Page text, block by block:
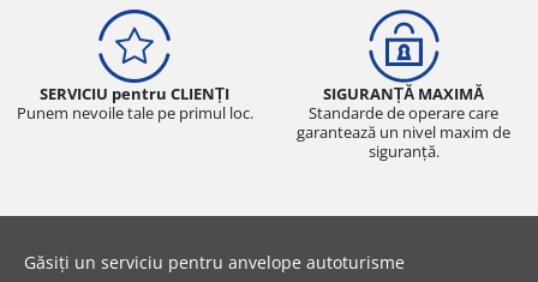
SERVICIU pentru CLIENȚI
Punem nevoile tale pe primul loc.
SIGURANȚĂ MAXIMĂ
Standarde de operare care
garantează un nivel maxim de
siguranță.
Găsiți un serviciu pentru anvelope autoturisme